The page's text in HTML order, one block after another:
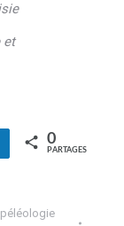
et
Partagez
0
PARTAGES